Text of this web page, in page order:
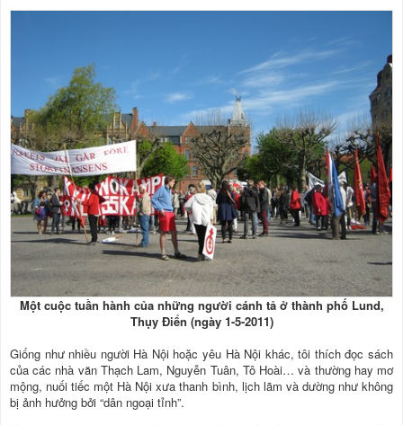
Một cuộc tuần hành của những người cánh tả ở thành phố Lund,
Thụy Điển (ngày 1-5-2011)
Giống như nhiều người Hà Nội hoặc yêu Hà Nội khác, tôi thích đọc sách
của các nhà văn Thạch Lam, Nguyễn Tuân, Tô Hoài… và thường hay mơ
mộng, nuối tiếc một Hà Nội xưa thanh bình, lịch lãm và dường như không
bị ảnh hưởng bởi “dân ngoại tỉnh”.